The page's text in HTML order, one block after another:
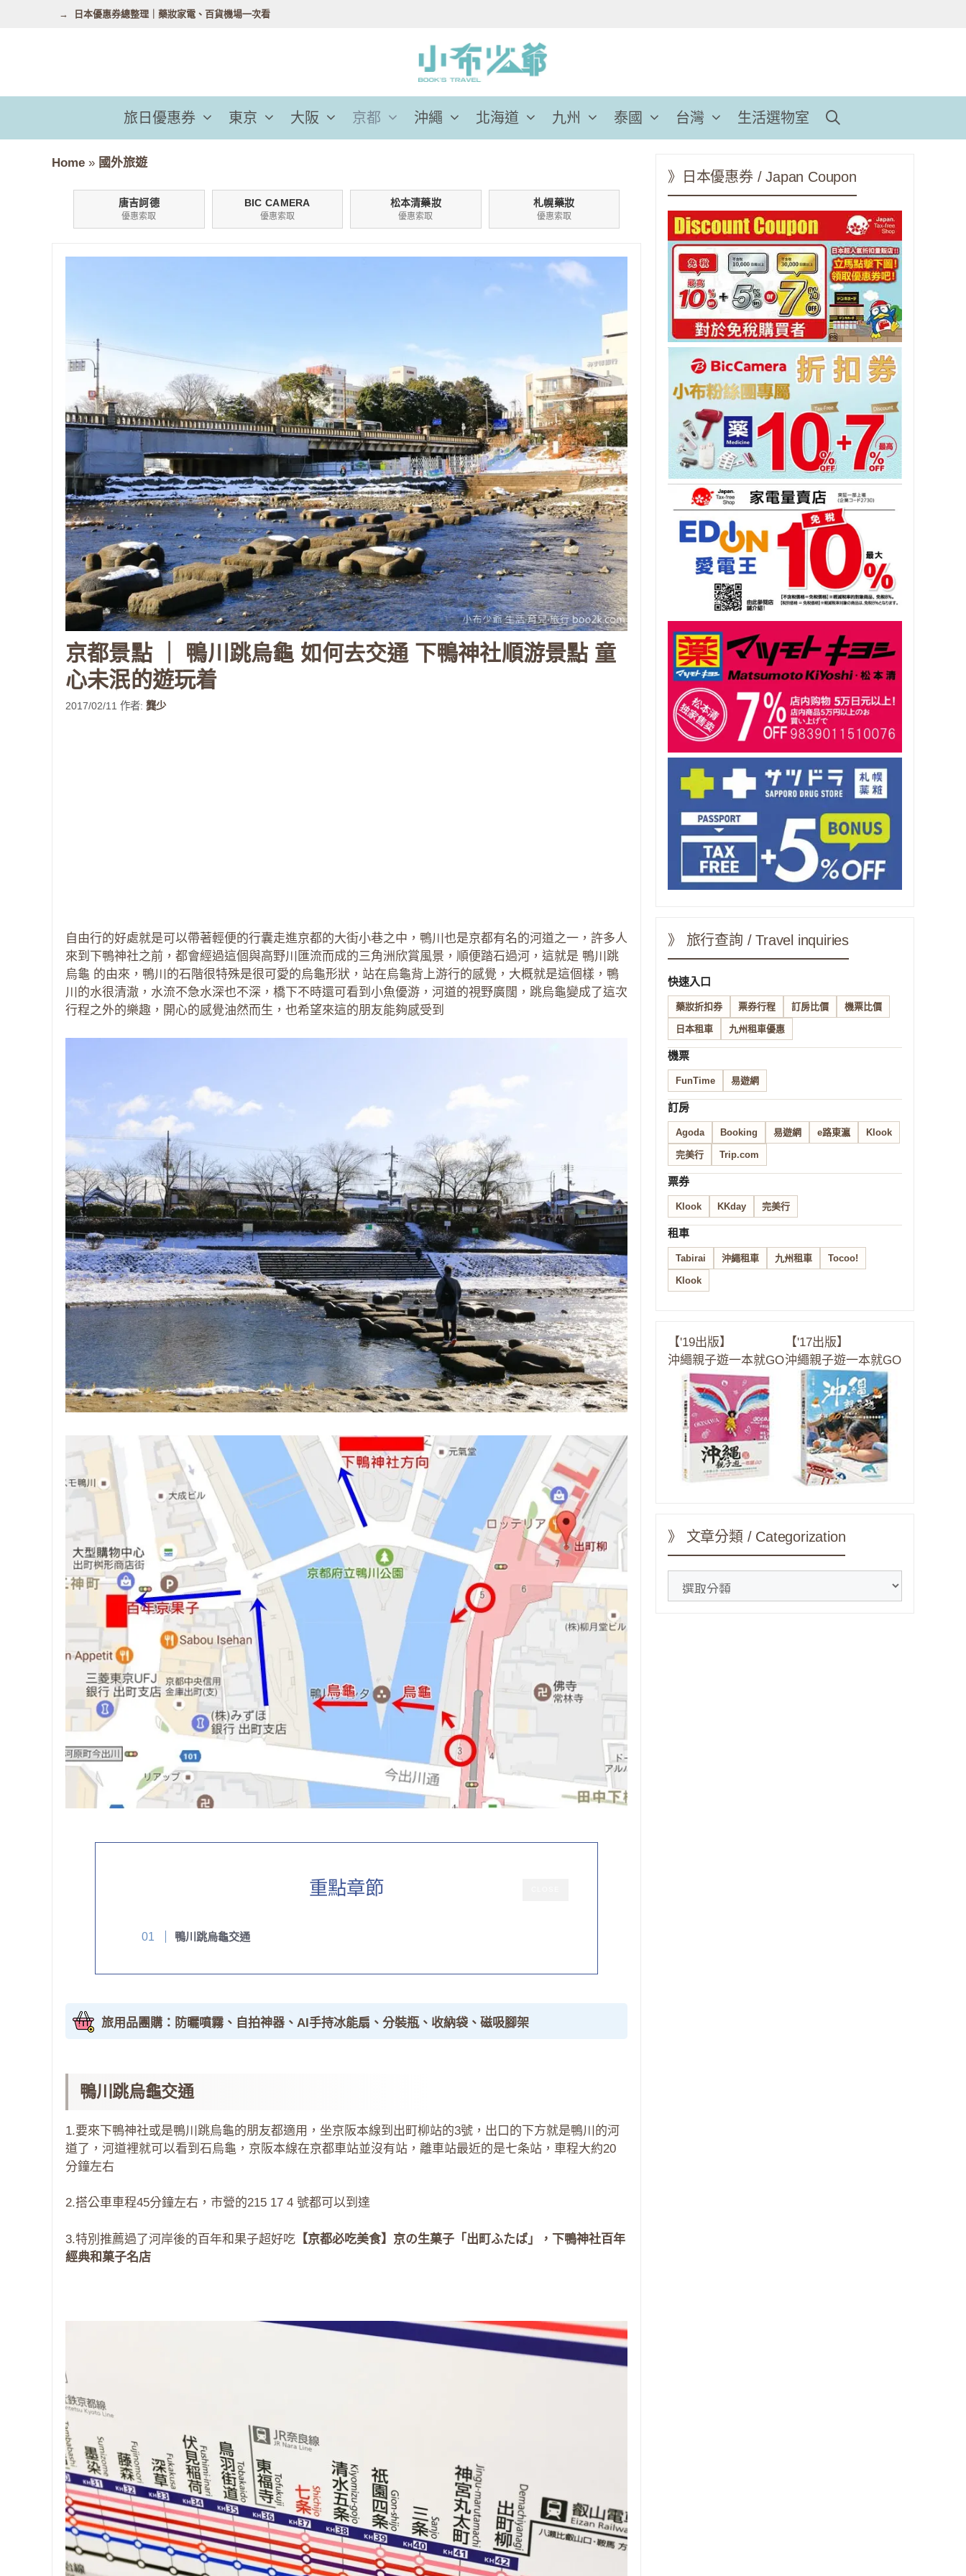
容
日本優惠券總整理｜藥妝家電、百貨機場一次看
旅日優惠券 東京 大阪 京都 沖繩 北海道 九州 泰國 台灣 生活選物室
Home » 國外旅遊
唐吉訶德
優惠索取
BIC CAMERA
優惠索取
松本清藥妝
優惠索取
札幌藥妝
優惠索取
京都景點 ｜ 鴨川跳烏龜 如何去交通 下鴨神社順游景點 童
心未泯的遊玩着
2017/02/11 作者: 龔少
自由行的好處就是可以帶著輕便的行囊走進京都的大街小巷之中，鴨川也是京都有名的河道之一，許多人
來到下鴨神社之前，都會經過這個與高野川匯流而成的三角洲欣賞風景，順便踏石過河，這就是 鴨川跳
烏龜 的由來，鴨川的石階很特殊是很可愛的烏龜形狀，站在烏龜背上游行的感覺，大概就是這個樣，鴨
川的水很清澈，水流不急水深也不深，橋下不時還可看到小魚優游，河道的視野廣闊，跳烏龜變成了這次
行程之外的樂趣，開心的感覺油然而生，也希望來這的朋友能夠感受到
重點章節
鴨川跳烏龜交通
旅用品團購：防曬噴霧、自拍神器、AI手持冰能扇、分裝瓶、收納袋、磁吸腳架
鴨川跳烏龜交通
1.要來下鴨神社或是鴨川跳烏龜的朋友都適用，坐京阪本線到出町柳站的3號，出口的下方就是鴨川的河
道了，河道裡就可以看到石烏龜，京阪本線在京都車站並沒有站，離車站最近的是七条站，車程大約20
分鐘左右
2.搭公車車程45分鐘左右，市營的215 17 4 號都可以到達
3.特別推薦過了河岸後的百年和果子超好吃 【京都必吃美食】京の生菓子「出町ふたば」，下鴨神社百年
經典和菓子名店
》日本優惠券 / Japan Coupon
》 旅行查詢 / Travel inquiries
快速入口
藥妝折扣券 票券行程 訂房比價 機票比價
日本租車 九州租車優惠
機票
FunTime 易遊網
訂房
Agoda Booking 易遊網 e路東瀛 Klook
完美行 Trip.com
票券
Klook KKday 完美行
租車
Tabirai 沖繩租車 九州租車 Tocoo!
Klook
【'19出版】
沖繩親子遊一本就GO
【'17出版】
沖繩親子遊一本就GO
》 文章分類 / Categorization